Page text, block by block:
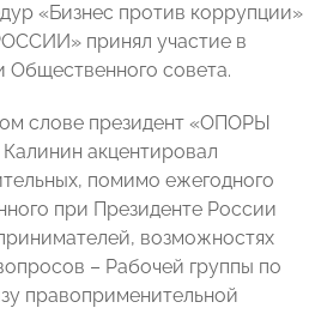
«Бизнес против коррупции»
принял участие в
Общественного совета.
слове президент «ОПОРЫ
акцентировал
помимо ежегодного
при Президенте России
возможностях
– Рабочей группы по
правоприменительной